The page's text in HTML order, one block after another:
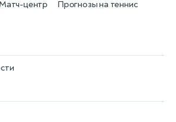
центр
Прогнозы на теннис